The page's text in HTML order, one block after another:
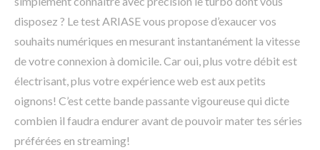
disposez ? Le test ARIASE vous propose d’exaucer vos
souhaits numériques en mesurant instantanément la vitesse
de votre connexion à domicile. Car oui, plus votre débit est
électrisant, plus votre expérience web est aux petits
oignons! C’est cette bande passante vigoureuse qui dicte
combien il faudra endurer avant de pouvoir mater tes séries
préférées en streaming!